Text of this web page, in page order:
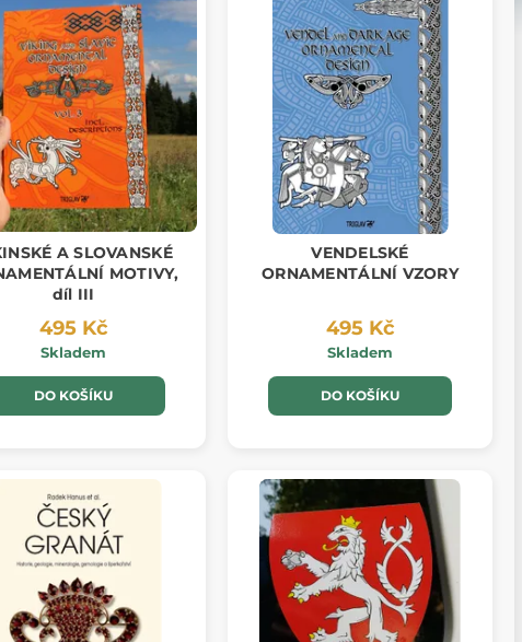
A SLOVANSKÉ
MOTIVY,
díl III
495 Kč
Skladem
DO KOŠÍKU
VENDELSKÉ
ORNAMENTÁLNÍ VZORY
495 Kč
Skladem
DO KOŠÍKU